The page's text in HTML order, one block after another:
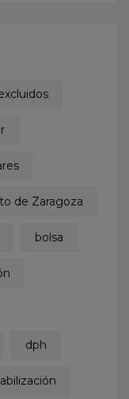
de Zaragoza
bolsa
dph